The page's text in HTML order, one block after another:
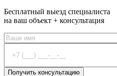
Бесплатный выезд специалиста
на ваш объект + консультация